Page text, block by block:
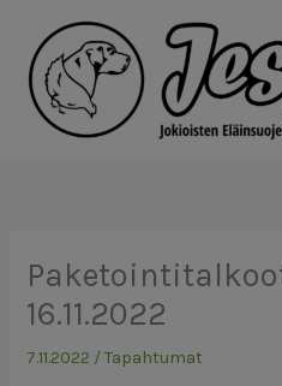
sisältöön
16.11.2022
7.11.2022 /Tapahtumat